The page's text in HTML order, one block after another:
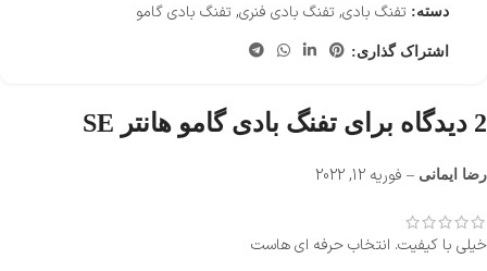
دسته: تفنگ بادی, تفنگ بادی فنری, تفنگ بادی گامو
اشتراک گذاری:
2 دیدگاه برای تفنگ بادی گامو هانتر SE
رضا ایمانی – فوریه 12, 2022
خیلی با کیفیت. انتخاب حرفه ای هاست